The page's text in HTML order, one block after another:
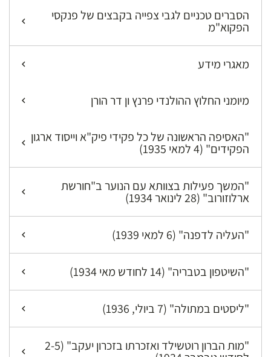
הסברים טכניים לגבי צפייה בקבצים של פנקסי
הפקוא"מ
מאגרי מידע
מיומני החלוץ ההולנדי פרנץ ון דר הורן
"האסיפה הראשונה של כל פקידי פיק"א וייסוד ארגון
הפקידים" (4 למאי 1935)
"המשך פעילות בצוותא עם הנוער ב"חורשת
ארלוזורוב" (28 לינואר 1934)
"העליה לדפנה" (6 למאי 1939)
"השיטפון בטבריה" (14 לחודש מאי 1934)
"ליסטים במתולה" (7 ביולי, 1936)
"מות הברון רוטשילד ואזכרתו בזכרון יעקב" (2-5